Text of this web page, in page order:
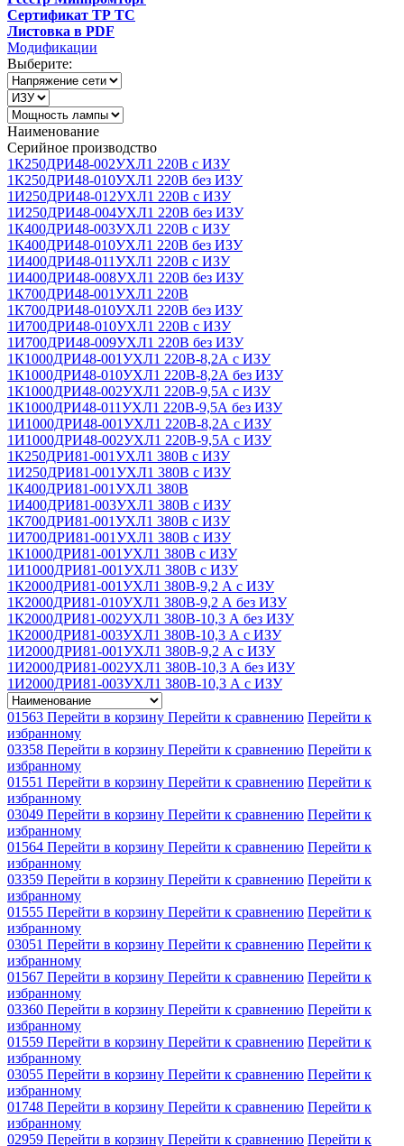
Сертификат ТР ТС
Листовка в PDF
Модификации
Выберите:
Наименование
Серийное производство
1К250ДРИ48-002УХЛ1 220В с ИЗУ
1К250ДРИ48-010УХЛ1 220В без ИЗУ
1И250ДРИ48-012УХЛ1 220В с ИЗУ
1И250ДРИ48-004УХЛ1 220В без ИЗУ
1К400ДРИ48-003УХЛ1 220В с ИЗУ
1К400ДРИ48-010УХЛ1 220В без ИЗУ
1И400ДРИ48-011УХЛ1 220В с ИЗУ
1И400ДРИ48-008УХЛ1 220В без ИЗУ
1К700ДРИ48-001УХЛ1 220В
1К700ДРИ48-010УХЛ1 220В без ИЗУ
1И700ДРИ48-010УХЛ1 220В с ИЗУ
1И700ДРИ48-009УХЛ1 220В без ИЗУ
1К1000ДРИ48-001УХЛ1 220В-8,2А с ИЗУ
1К1000ДРИ48-010УХЛ1 220В-8,2А без ИЗУ
1К1000ДРИ48-002УХЛ1 220В-9,5А с ИЗУ
1К1000ДРИ48-011УХЛ1 220В-9,5А без ИЗУ
1И1000ДРИ48-001УХЛ1 220В-8,2А с ИЗУ
1И1000ДРИ48-002УХЛ1 220В-9,5А с ИЗУ
1К250ДРИ81-001УХЛ1 380В с ИЗУ
1И250ДРИ81-001УХЛ1 380В с ИЗУ
1К400ДРИ81-001УХЛ1 380В
1И400ДРИ81-003УХЛ1 380В с ИЗУ
1К700ДРИ81-001УХЛ1 380В с ИЗУ
1И700ДРИ81-001УХЛ1 380В с ИЗУ
1К1000ДРИ81-001УХЛ1 380В с ИЗУ
1И1000ДРИ81-001УХЛ1 380В с ИЗУ
1К2000ДРИ81-001УХЛ1 380В-9,2 А с ИЗУ
1К2000ДРИ81-010УХЛ1 380В-9,2 А без ИЗУ
1К2000ДРИ81-002УХЛ1 380В-10,3 А без ИЗУ
1К2000ДРИ81-003УХЛ1 380В-10,3 А с ИЗУ
1И2000ДРИ81-001УХЛ1 380В-9,2 А с ИЗУ
1И2000ДРИ81-002УХЛ1 380В-10,3 А без ИЗУ
1И2000ДРИ81-003УХЛ1 380В-10,3 А с ИЗУ
01563 Перейти в корзину Перейти к сравнению Перейти к
избранному
03358 Перейти в корзину Перейти к сравнению Перейти к
избранному
01551 Перейти в корзину Перейти к сравнению Перейти к
избранному
03049 Перейти в корзину Перейти к сравнению Перейти к
избранному
01564 Перейти в корзину Перейти к сравнению Перейти к
избранному
03359 Перейти в корзину Перейти к сравнению Перейти к
избранному
01555 Перейти в корзину Перейти к сравнению Перейти к
избранному
03051 Перейти в корзину Перейти к сравнению Перейти к
избранному
01567 Перейти в корзину Перейти к сравнению Перейти к
избранному
03360 Перейти в корзину Перейти к сравнению Перейти к
избранному
01559 Перейти в корзину Перейти к сравнению Перейти к
избранному
03055 Перейти в корзину Перейти к сравнению Перейти к
избранному
01748 Перейти в корзину Перейти к сравнению Перейти к
избранному
02959 Перейти в корзину Перейти к сравнению Перейти к